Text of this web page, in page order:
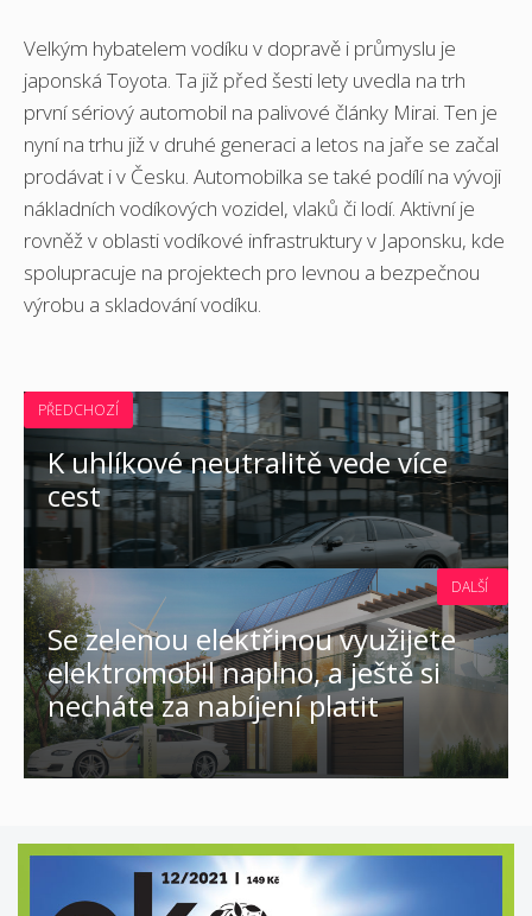
Velkým hybatelem vodíku v dopravě i průmyslu je
japonská Toyota. Ta již před šesti lety uvedla na trh
první sériový automobil na palivové články Mirai. Ten je
nyní na trhu již v druhé generaci a letos na jaře se začal
prodávat i v Česku. Automobilka se také podílí na vývoji
nákladních vodíkových vozidel, vlaků či lodí. Aktivní je
rovněž v oblasti vodíkové infrastruktury v Japonsku, kde
spolupracuje na projektech pro levnou a bezpečnou
výrobu a skladování vodíku.
PŘEDCHOZÍ
K uhlíkové neutralitě vede více
cest
Se zelenou elektřinou využijete
elektromobil naplno, a ještě si
necháte za nabíjení platit
DALŠÍ